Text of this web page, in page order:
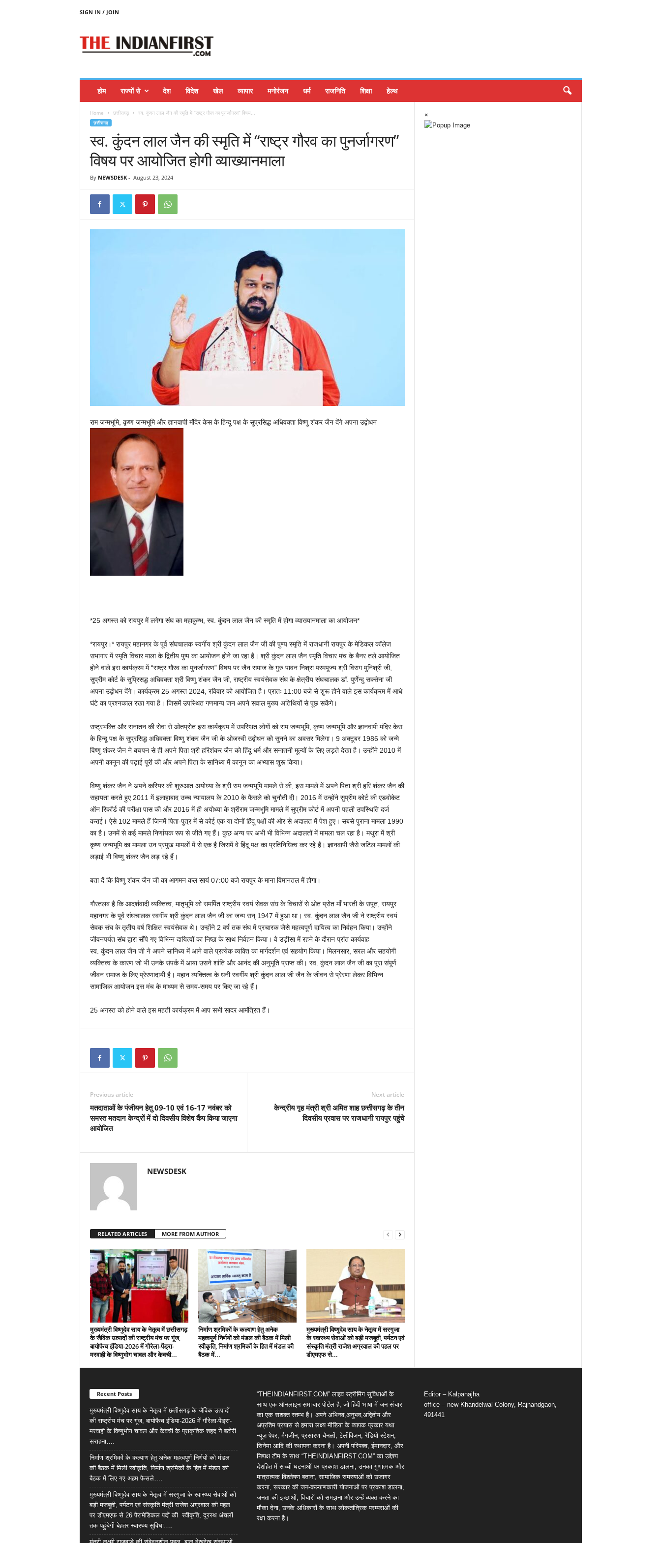
SIGN IN / JOIN
होम राज्यों से देश विदेश खेल व्यापार मनोरंजन धर्म राजनिति शिक्षा हेल्थ
Home छत्तीसगढ़ स्व. कुंदन लाल जैन की स्मृति में “राष्ट्र गौरव का पुनर्जागरण” विषय...
छत्तीसगढ़
स्व. कुंदन लाल जैन की स्मृति में “राष्ट्र गौरव का पुनर्जागरण”
विषय पर आयोजित होगी व्याख्यानमाला
By NEWSDESK- August 23, 2024
राम जन्मभूमि, कृष्ण जन्मभूमि और ज्ञानवापी मंदिर केस के हिन्दू पक्ष के सुप्रसिद्ध अधिवक्ता विष्णु शंकर जैन देंगे अपना उद्बोधन
*25 अगस्त को रायपुर में लगेगा संघ का महाकुम्भ, स्व. कुंदन लाल जैन की स्मृति में होगा व्याख्यानमाला का आयोजन*
*रायपुर।* रायपुर महानगर के पूर्व संघचालक स्वर्गीय श्री कुंदन लाल जैन जी की पुण्य स्मृति में राजधानी रायपुर के मेडिकल कॉलेज
सभागार में स्मृति विचार माला के द्वितीय पुष्प का आयोजन होने जा रहा है। श्री कुंदन लाल जैन स्मृति विचार मंच के बैनर तले आयोजित
होने वाले इस कार्यक्रम में “राष्ट्र गौरव का पुनर्जागरण” विषय पर जैन समाज के गुरु पावन निश्रा परमपूज्य श्री विराग मुनिश्री जी,
सुप्रीम कोर्ट के सुप्रिसद्ध अधिवक्ता श्री विष्णु शंकर जैन जी, राष्ट्रीय स्वयंसेवक संघ के क्षेत्रीय संघचालक डॉ. पुर्णेन्दु सक्सेना जी
अपना उद्बोधन देंगे। कार्यक्रम 25 अगस्त 2024, रविवार को आयोजित है। प्रातः 11:00 बजे से शुरू होने वाले इस कार्यक्रम में आधे
घंटे का प्रश्नकाल रखा गया है। जिसमें उपस्थित गणमान्य जन अपने सवाल मुख्य अतिथियों से पूछ सकेंगे।
राष्ट्रभक्ति और सनातन की सेवा से ओतप्रोत इस कार्यक्रम में उपस्थित लोगों को राम जन्मभूमि, कृष्ण जन्मभूमि और ज्ञानवापी मंदिर केस
के हिन्दू पक्ष के सुप्रसिद्ध अधिवक्ता विष्णु शंकर जैन जी के ओजस्वी उद्बोधन को सुनने का अवसर मिलेगा। 9 अक्टूबर 1986 को जन्मे
विष्णु शंकर जैन ने बचपन से ही अपने पिता श्री हरिशंकर जैन को हिंदू धर्म और सनातनी मूल्यों के लिए लड़ते देखा है। उन्होंने 2010 में
अपनी कानून की पढ़ाई पूरी की और अपने पिता के सानिध्य में कानून का अभ्यास शुरू किया।
विष्णु शंकर जैन ने अपने करियर की शुरुआत अयोध्या के श्री राम जन्मभूमि मामले से की, इस मामले में अपने पिता श्री हरि शंकर जैन की
सहायता करते हुए 2011 में इलाहाबाद उच्च न्यायालय के 2010 के फैसले को चुनौती दी। 2016 में उन्होंने सुप्रीम कोर्ट की एडवोकेट
ऑन रिकॉर्ड की परीक्षा पास की और 2016 में ही अयोध्या के श्रीराम जन्मभूमि मामले में सुप्रीम कोर्ट में अपनी पहली उपस्थिति दर्ज
कराई। ऐसे 102 मामले हैं जिनमें पिता-पुत्र में से कोई एक या दोनों हिंदू पक्षों की ओर से अदालत में पेश हुए। सबसे पुराना मामला 1990
का है। उनमें से कई मामले निर्णायक रूप से जीते गए हैं। कुछ अन्य पर अभी भी विभिन्न अदालतों में मामला चल रहा है। मथुरा में श्री
कृष्ण जन्मभूमि का मामला उन प्रमुख मामलों में से एक है जिसमें वे हिंदू पक्ष का प्रतिनिधित्व कर रहे हैं। ज्ञानवापी जैसे जटिल मामलों की
लड़ाई भी विष्णु शंकर जैन लड़ रहे हैं।
बता दें कि विष्णु शंकर जैन जी का आगमन कल सायं 07:00 बजे रायपुर के माना विमानतल में होगा।
गौरतलब है कि आदर्शवादी व्यक्तित्व, मातृभूमि को समर्पित राष्ट्रीय स्वयं सेवक संघ के विचारों से ओत प्रोत माँ भारती के सपूत, रायपुर
महानगर के पूर्व संघचालक स्वर्गीय श्री कुंदन लाल जैन जी का जन्म सन् 1947 में हुआ था। स्व. कुंदन लाल जैन जी ने राष्ट्रीय स्वयं
सेवक संघ के तृतीय वर्ष शिक्षित स्वयंसेवक थे। उन्होंने 2 वर्ष तक संघ में प्रचारक जैसे महत्वपूर्ण दायित्व का निर्वहन किया। उन्होंने
जीवनपर्यंत संघ द्वारा सौंपे गए विभिन्न दायित्वों का निष्ठा के साथ निर्वहन किया। वे उड़ीसा में रहने के दौरान प्रांत कार्यवाह
स्व. कुंदन लाल जैन जी ने अपने सानिध्य में आने वाले प्रत्येक व्यक्ति का मार्गदर्शन एवं सहयोग किया। मिलनसार, सरल और सहयोगी
व्यक्तित्व के कारण जो भी उनके संपर्क में आया उसने शांति और आनंद की अनुभूति प्राप्त की। स्व. कुंदन लाल जैन जी का पूरा संपूर्ण
जीवन समाज के लिए प्रेरणादायी है। महान व्यक्तित्व के धनी स्वर्गीय श्री कुंदन लाल जी जैन के जीवन से प्रेरणा लेकर विभिन्न
सामाजिक आयोजन इस मंच के माध्यम से समय-समय पर किए जा रहे हैं।
25 अगस्त को होने वाले इस महती कार्यक्रम में आप सभी सादर आमंत्रित हैं।
Previous article
मतदाताओं के पंजीयन हेतु 09-10 एवं 16-17 नवंबर को
समस्त मतदान केन्द्रों में दो दिवसीय विशेष कैंप किया जाएगा
आयोजित
Next article
केन्द्रीय गृह मंत्री श्री अमित शाह छत्तीसगढ़ के तीन
दिवसीय प्रवास पर राजधानी रायपुर पहुंचे
NEWSDESK
RELATED ARTICLES MORE FROM AUTHOR
मुख्यमंत्री विष्णुदेव साय के नेतृत्व में छत्तीसगढ़
के जैविक उत्पादों की राष्ट्रीय मंच पर गूंज,
बायोफैच इंडिया-2026 में गौरेला-पेंड्रा-
मरवाही के विष्णुभोग चावल और केवची...
निर्माण श्रमिकों के कल्याण हेतु अनेक
महत्वपूर्ण निर्णयों को मंडल की बैठक में मिली
स्वीकृति, निर्माण श्रमिकों के हित में मंडल की
बैठक में...
मुख्यमंत्री विष्णुदेव साय के नेतृत्व में सरगुजा
के स्वास्थ्य सेवाओं को बड़ी मजबूती, पर्यटन एवं
संस्कृति मंत्री राजेश अग्रवाल की पहल पर
डीएमएफ से...
×
Recent Posts
मुख्यमंत्री विष्णुदेव साय के नेतृत्व में छत्तीसगढ़ के जैविक उत्पादों
की राष्ट्रीय मंच पर गूंज, बायोफैच इंडिया-2026 में गौरेला-पेंड्रा-
मरवाही के विष्णुभोग चावल और केवची के प्राकृतिक शहद ने बटोरी
सराहना….
निर्माण श्रमिकों के कल्याण हेतु अनेक महत्वपूर्ण निर्णयों को मंडल
की बैठक में मिली स्वीकृति, निर्माण श्रमिकों के हित में मंडल की
बैठक में लिए गए अहम फैसले….
मुख्यमंत्री विष्णुदेव साय के नेतृत्व में सरगुजा के स्वास्थ्य सेवाओं को
बड़ी मजबूती, पर्यटन एवं संस्कृति मंत्री राजेश अग्रवाल की पहल
पर डीएमएफ से 26 पैरामेडिकल पदों की स्वीकृति, दूरस्थ अंचलों
तक पहुंचेगी बेहतर स्वास्थ्य सुविधा….
“THEINDIANFIRST.COM” लाइव स्ट्रीमिंग सुविधाओं के
साथ एक ऑनलाइन समाचार पोर्टल है, जो हिंदी भाषा में जन-संचार
का एक सशक्त स्तम्भ है। अपने अभिनव,अनुभव,अद्वितीय और
अप्रतिम प्रयास से हमारा लक्ष्य मीडिया के व्यापक प्रकार यथा
न्यूज़ पेपर, मैगजीन, प्रसारण चैनलों, टेलीविजन, रेडियो स्टेशन,
सिनेमा आदि की स्थापना करना है। अपनी परिपक्व, ईमानदार, और
निष्पक्ष टीम के साथ “THEINDIANFIRST.COM” का उद्देश्य
देशहित में सच्ची घटनाओं पर प्रकाश डालना, उनका गुणात्मक और
मात्रात्मक विश्लेषण बताना, सामाजिक समस्याओं को उजागर
करना, सरकार की जन-कल्याणकारी योजनाओं पर प्रकाश डालना,
जनता की इच्छाओं, विचारों को समझना और उन्हें व्यक्त करने का
मौका देना, उनके अधिकारों के साथ लोकतांत्रिक परम्पराओं की
रक्षा करना है।
Editor – Kalpanajha
office – new Khandelwal Colony, Rajnandgaon,
491441